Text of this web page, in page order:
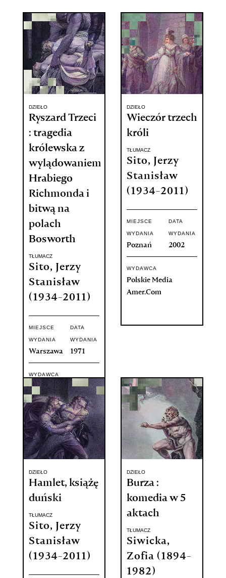
DZIEŁO
Ryszard Trzeci
: tragedia
królewska z
wylądowaniem
Hrabiego
Richmonda i
bitwą na
polach
Bosworth
TŁUMACZ
Sito, Jerzy
Stanisław
(1934-2011)
MIEJSCE
WYDANIA
Warszawa
DATA
WYDANIA
1971
WYDAWCA
Państwowy
Instytut
Wydawniczy
DZIEŁO
Wieczór trzech
króli
TŁUMACZ
Sito, Jerzy
Stanisław
(1934-2011)
MIEJSCE
WYDANIA
Poznań
DATA
WYDANIA
2002
WYDAWCA
Polskie Media
Amer.Com
DZIEŁO
Hamlet, książę
duński
TŁUMACZ
Sito, Jerzy
Stanisław
(1934-2011)
DZIEŁO
Burza :
komedia w 5
aktach
TŁUMACZ
Siwicka,
Zofia (1894-
1982)